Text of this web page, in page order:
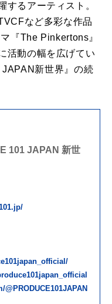
するアーティスト。
など多彩な作品
『The Pinkertons』
活動の幅を広げてい
新世界』の続
101 JAPAN 新世